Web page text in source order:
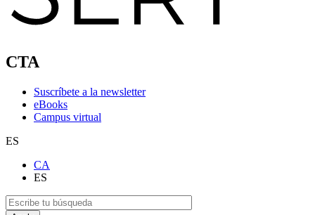
CTA
Suscríbete a la newsletter
eBooks
Campus virtual
ES
CA
ES